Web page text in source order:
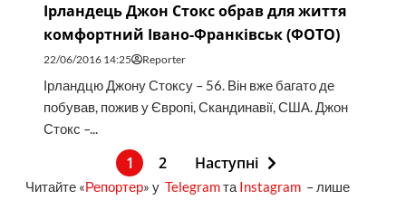
Ірландець Джон Стокс обрав для життя
комфортний Івано-Франківськ (ФОТО)
22/06/2016 14:25 Reporter
Ірландцю Джону Стоксу – 56. Він вже багато де
побував, пожив у Європі, Скандинавії, США. Джон
Стокс –...
1 2 Наступні
Читайте «Репортер» у Telegramта Instagram– лише